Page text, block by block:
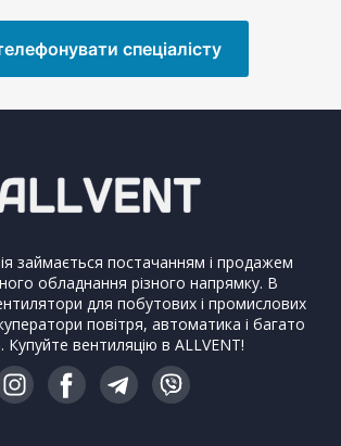
спеціалісту
займається постачанням і продажем
обладнання різного напрямку. В
для побутових і промислових
повітря, автоматика і багато
Купуйте вентиляцію в ALLVENT!